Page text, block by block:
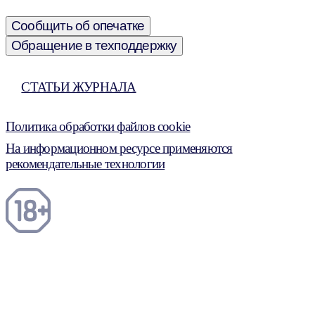
Сообщить об опечатке
Обращение в техподдержку
СТАТЬИ ЖУРНАЛА
Политика обработки файлов cookie
На информационном ресурсе применяются
рекомендательные технологии